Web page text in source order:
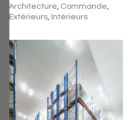
Architecture, Commande,
Extérieurs, Intérieurs